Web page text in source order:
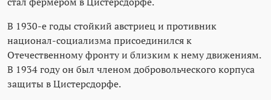
В 1930-е годы стойкий австриец и противник
национал-социализма присоединился к
Отечественному фронту и близким к нему движениям.
В 1934 году он был членом добровольческого корпуса
защиты в Цистерсдорфе.